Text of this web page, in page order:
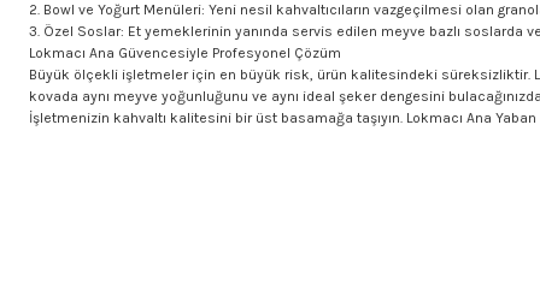
2. Bowl ve Yoğurt Menüleri: Yeni nesil kahvaltıcıların vazgeçilmesi olan
3. Özel Soslar: Et yemeklerinin yanında servis edilen meyve bazlı soslarda
Lokmacı Ana Güvencesiyle Profesyonel Çözüm
Büyük ölçekli işletmeler için en büyük risk, ürün kalitesindeki süreksizliktir.
kovada aynı meyve yoğunluğunu ve aynı ideal şeker dengesini
İşletmenizin kahvaltı kalitesini bir üst basamağa taşıyın. Lokmacı Ana